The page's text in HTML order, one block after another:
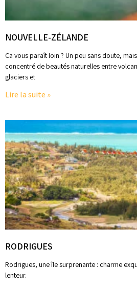
NOUVELLE-ZÉLANDE
Ca vous paraît loin ? Un peu sans doute,
concentré de beautés naturelles entre
glaciers et
Lire la suite »
RODRIGUES
Rodrigues, une île surprenante : charme
lenteur.